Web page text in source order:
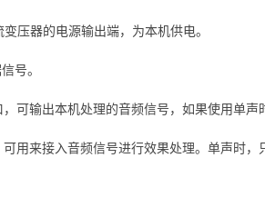
压器的电源输出端，为本机供电。
号。
可输出本机处理的音频信号，如果使用单声
用来接入音频信号进行效果处理。单声时，